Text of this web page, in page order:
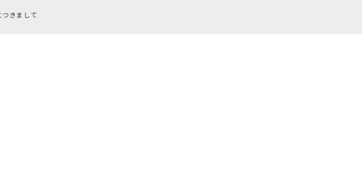
RFC違反アドレスのご利用について